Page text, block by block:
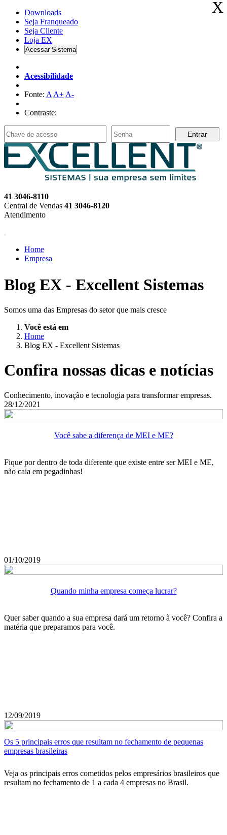
Downloads
Seja Franqueado
Seja Cliente
Loja EX
Acessar Sistema
Acessibilidade
Fonte: A A+ A-
Contraste:
Entrar
41 3046-8110
Central de Vendas 41 3046-8120
Atendimento
Home
Empresa
Suporte
Ajuda
Vagas
Trabalhe Conosco
Contato
Blog EX - Excellent Sistemas
Somos uma das Empresas do setor que mais cresce
Você está em
Home
Blog EX - Excellent Sistemas
Confira nossas dicas e notícias
Conhecimento, inovação e tecnologia para transformar empresas.
28/12/2021
Você sabe a diferença de MEI e ME?
Fique por dentro de toda diferente que existe entre ser MEI e ME,
não caia em pegadinhas!
01/10/2019
Quando minha empresa começa lucrar?
Quer saber quando a sua empresa dará um retorno à você? Confira a
matéria que preparamos para você.
12/09/2019
Os 5 principais erros que resultam no fechamento de pequenas
empresas brasileiras
Veja os principais erros cometidos pelos empresários brasileiros que
resultam no fechamento de 1 a cada 4 empresas no Brasil.
X